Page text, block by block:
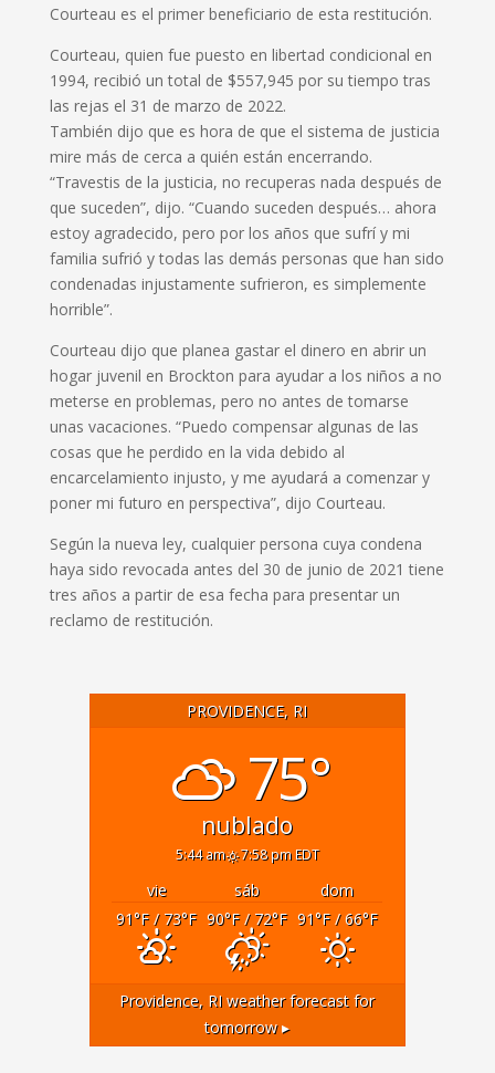
Courteau es el primer beneficiario de esta restitución.
Courteau, quien fue puesto en libertad condicional en
1994, recibió un total de $557,945 por su tiempo tras
las rejas el 31 de marzo de 2022.
También dijo que es hora de que el sistema de justicia
mire más de cerca a quién están encerrando.
“Travestis de la justicia, no recuperas nada después de
que suceden”, dijo. “Cuando suceden después… ahora
estoy agradecido, pero por los años que sufrí y mi
familia sufrió y todas las demás personas que han sido
condenadas injustamente sufrieron, es simplemente
horrible”.
Courteau dijo que planea gastar el dinero en abrir un
hogar juvenil en Brockton para ayudar a los niños a no
meterse en problemas, pero no antes de tomarse
unas vacaciones. “Puedo compensar algunas de las
cosas que he perdido en la vida debido al
encarcelamiento injusto, y me ayudará a comenzar y
poner mi futuro en perspectiva”, dijo Courteau.
Según la nueva ley, cualquier persona cuya condena
haya sido revocada antes del 30 de junio de 2021 tiene
tres años a partir de esa fecha para presentar un
reclamo de restitución.
PROVIDENCE, RI
75°
nublado
5:44 am 7:58 pm EDT
vie sáb
dom
91°F/ 73°F 90°F/ 72°F 91°F/ 66°F
Providence, RI weather forecast for
tomorrow ▸